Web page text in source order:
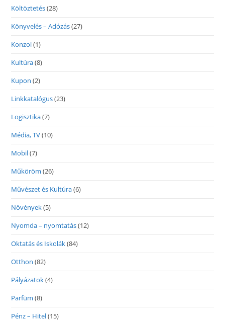
Költöztetés(28)
Könyvelés – Adózás(27)
Konzol(1)
Kultúra(8)
Kupon (2)
Linkkatalógus(23)
Logisztika(7)
Média, TV(10)
Mobil(7)
Műköröm (26)
Művészet és Kultúra(6)
Növények(5)
Nyomda – nyomtatás(12)
Oktatás és Iskolák(84)
Otthon (82)
Pályázatok(4)
Parfüm (8)
Pénz – Hitel(15)